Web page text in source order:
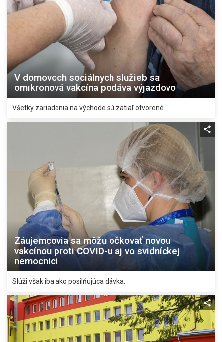
V domovoch sociálnych služieb sa
omikronová vakcína podáva výjazdovo
Všetky zariadenia na východe sú zatiaľ otvorené.
Záujemcovia sa môžu očkovať novou
vakcínou proti COVID-u aj vo svidníckej
nemocnici
Slúži však iba ako posilňujúca dávka.